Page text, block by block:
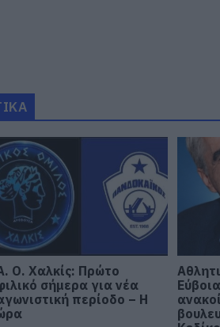
Ο. Χαλκίς: Πρώτο
σήμερα για νέα
περίοδο – Η